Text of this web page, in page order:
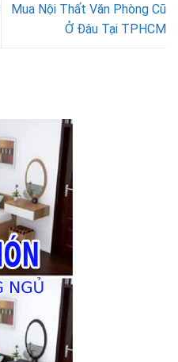
Mua Nội Thất Văn Phòng Cũ
Ở Đâu Tại TPHCM